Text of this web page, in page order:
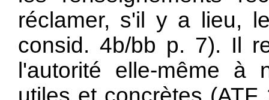
réclamer, s'il y a lieu,
consid. 4b/bb p. 7). Il
l'autorité elle-même à